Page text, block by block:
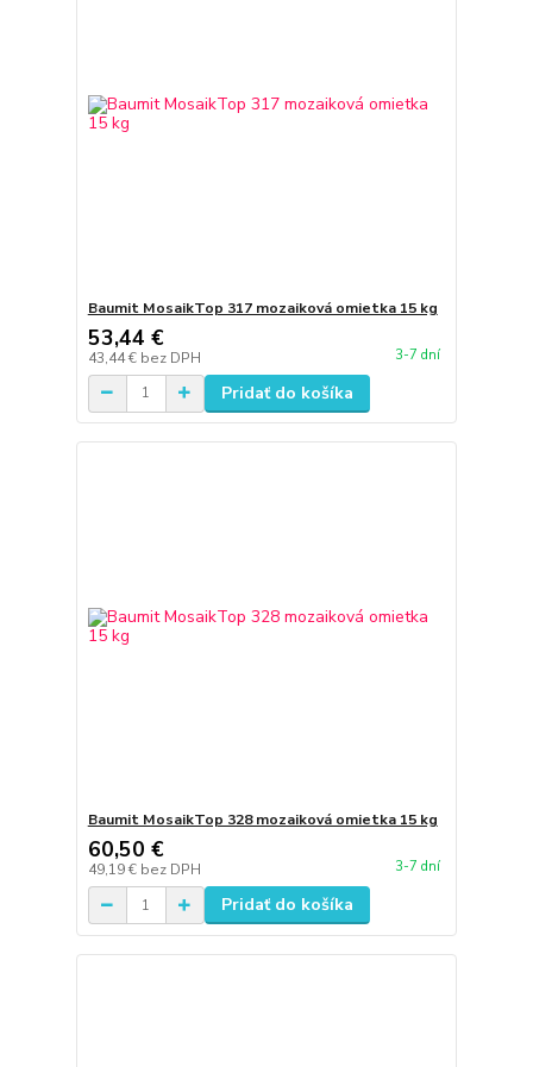
Baumit MosaikTop 317 mozaiková omietka 15 kg
53,44 €
43,44 € bez DPH 3-7 dní
Pridať do košíka
Baumit MosaikTop 328 mozaiková omietka 15 kg
60,50 €
49,19 € bez DPH 3-7 dní
Pridať do košíka